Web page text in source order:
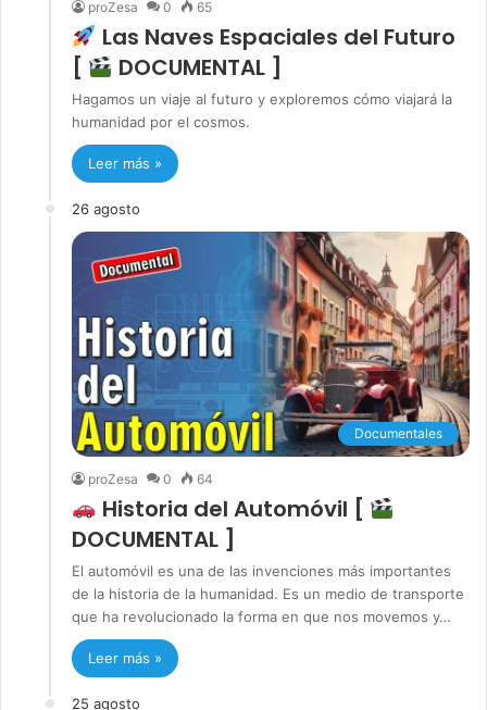
proZesa 0 65
Las Naves Espaciales del Futuro
[
DOCUMENTAL ]
Hagamos un viaje al futuro y exploremos cómo viajará la
humanidad por el cosmos.
Leer más »
26 agosto
Documentales
proZesa 0 64
Historia del Automóvil [
DOCUMENTAL ]
El automóvil es una de las invenciones más importantes
de la historia de la humanidad. Es un medio de transporte
que ha revolucionado la forma en que nos movemos y…
Leer más »
25 agosto